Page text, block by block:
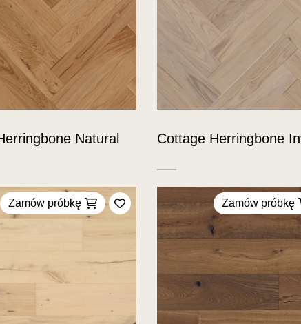
Natural Cottage Herringbone
Zamów próbkę
Dodaj do ulubionych
Zamów próbkę